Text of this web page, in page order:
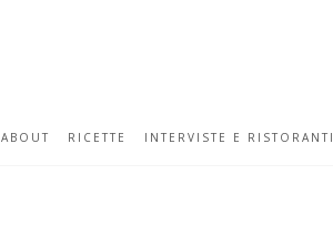
ABOUT RICETTE INTERVISTE E RISTORANTI